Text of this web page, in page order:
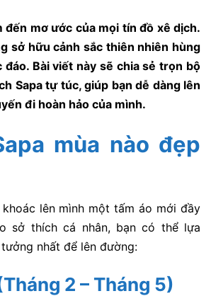
đến mơ ước của mọi tín đồ xê dịch.
sở hữu cảnh sắc thiên nhiên hùng
đáo. Bài viết này sẽ chia sẻ trọn bộ
Sapa tự túc, giúp bạn dễ dàng lên
đi hoàn hảo của mình.
mùa nào đẹp
lên mình một tấm áo mới đầy
sở thích cá nhân, bạn có thể lựa
nhất để lên đường:
2 – Tháng 5)